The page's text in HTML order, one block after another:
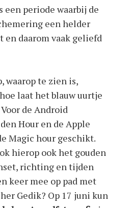
een periode waarbij de
een helder
daarom vaak geliefd
waarop te zien is,
laat het blauw uurtje
de Android
Hour en de Apple
Magic hour geschikt.
hierop ook het gouden
richting en tijden
keer mee op pad met
Gedik? Op 17 juni kun